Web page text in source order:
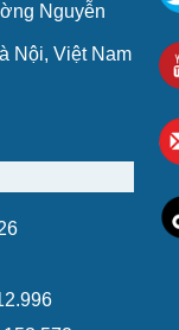
Nguyễn
Nội, Việt Nam